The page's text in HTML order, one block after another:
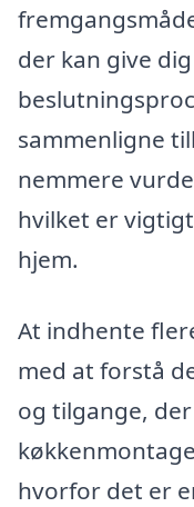
der kan give
sammenligne
nemmere
hvilket er
hjem.
At indhente
med at forstå
og tilgange,
hvorfor det er